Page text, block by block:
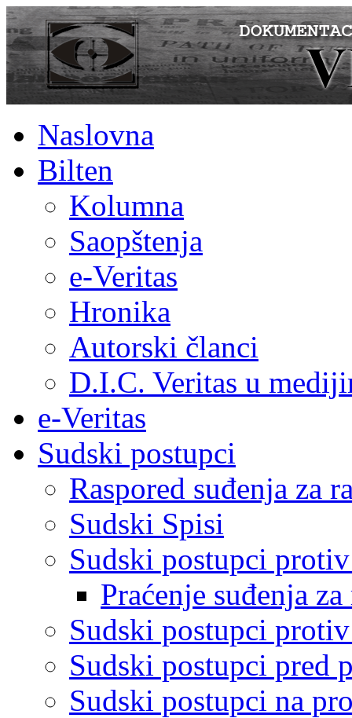
Naslovna
Bilten
Kolumna
Saopštenja
e-Veritas
Hronika
Autorski članci
D.I.C. Veritas u
e-Veritas
Sudski postupci
Raspored suđenja za
Sudski Spisi
Sudski postupci
Praćenje suđenja
Sudski postupci
Sudski postupci pred
Sudski postupci na